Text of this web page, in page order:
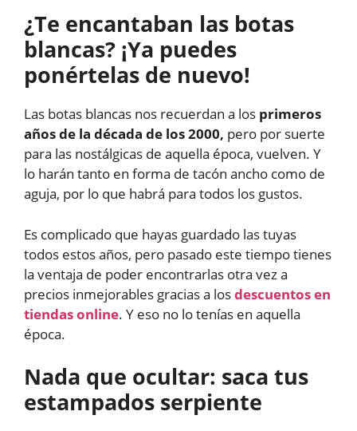
¿Te encantaban las botas
blancas? ¡Ya puedes
ponértelas de nuevo!
Las botas blancas nos recuerdan a los primeros
años de la década de los 2000, pero por suerte
para las nostálgicas de aquella época, vuelven. Y
lo harán tanto en forma de tacón ancho como de
aguja, por lo que habrá para todos los gustos.
Es complicado que hayas guardado las tuyas
todos estos años, pero pasado este tiempo tienes
la ventaja de poder encontrarlas otra vez a
precios inmejorables gracias a losdescuentos en
tiendas online. Y eso no lo tenías en aquella
época.
Nada que ocultar: saca tus
estampados serpiente